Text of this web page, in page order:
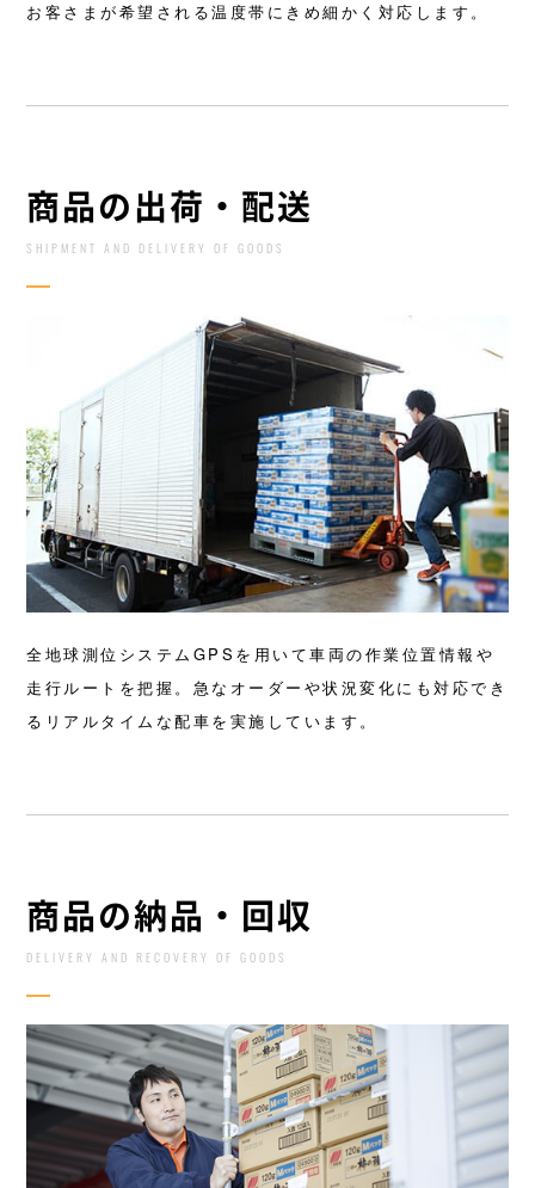
お客さまが希望される温度帯にきめ細かく対応します。
商品の出荷・配送
SHIPMENT AND DELIVERY OF GOODS
全地球測位システムGPSを用いて車両の作業位置情報や
走行ルートを把握。急なオーダーや状況変化にも対応でき
るリアルタイムな配車を実施しています。
商品の納品・回収
DELIVERY AND RECOVERY OF GOODS